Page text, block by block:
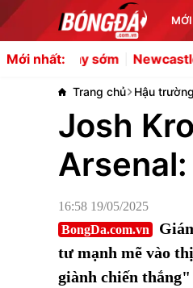
Mới nhất:Newcastle từ chối bán
Trang chủ Hậu trường
Josh
16:58 19/05/2025
BongDa.com.vn
tư mạnh mẽ vào
giành chiến